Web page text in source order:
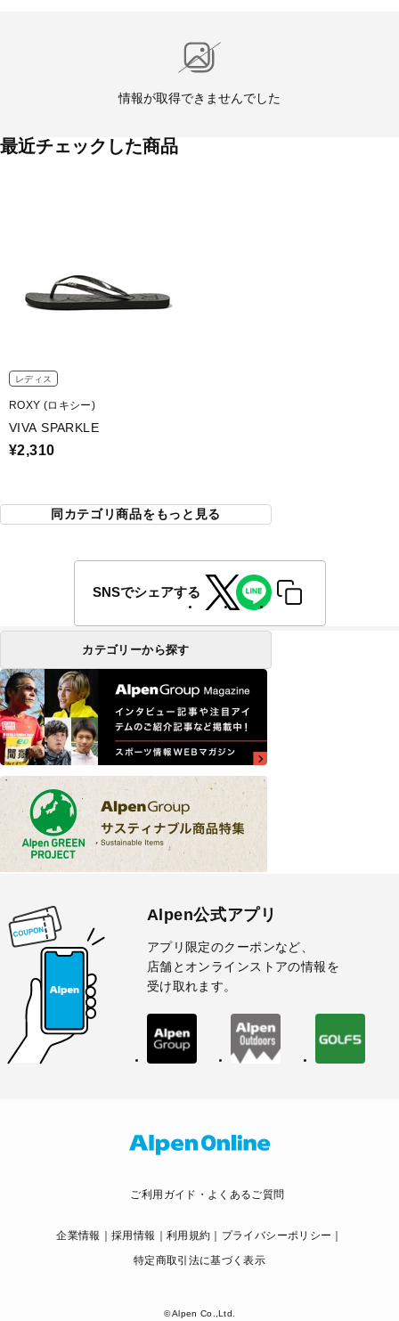
情報が取得できませんでした
最近チェックした商品
レディス
ROXY (ロキシー)
VIVA SPARKLE
¥2,310
同カテゴリ商品をもっと見る
SNSでシェアする
カテゴリーから探す
Alpen公式アプリ
アプリ限定のクーポンなど、
店舗とオンラインストアの情報を
受け取れます。
ご利用ガイド・よくあるご質問
企業情報 採用情報 利用規約
プライバシーポリシー
特定商取引法に基づく表示
© Alpen Co.,Ltd.